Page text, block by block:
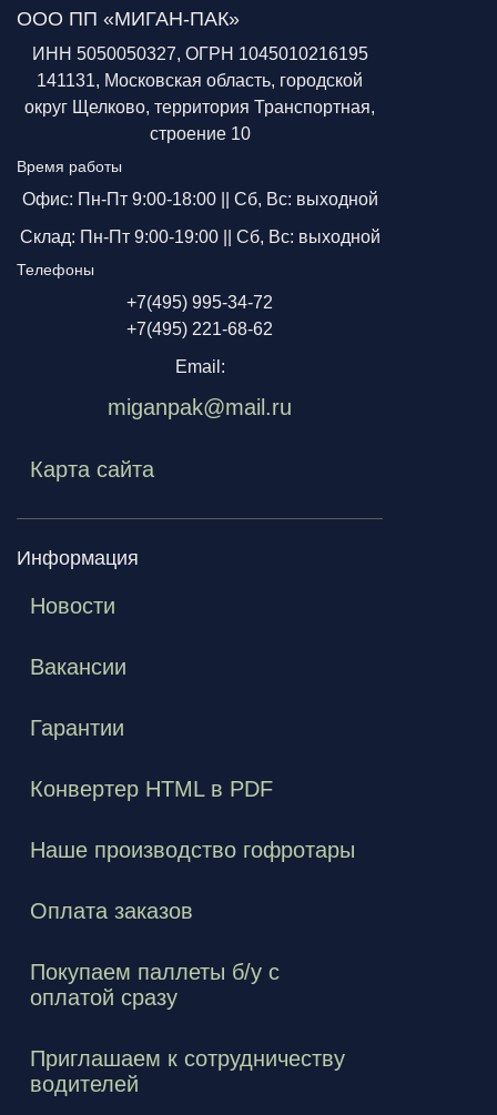
ООО ПП «МИГАН-ПАК»
ИНН 5050050327, ОГРН 1045010216195
141131, Московская область, городской
округ Щелково, территория Транспортная,
строение 10
Время работы
Офис: Пн-Пт 9:00-18:00 || Сб, Вс: выходной
Склад: Пн-Пт 9:00-19:00 || Сб, Вс: выходной
Телефоны
+7(495) 995-34-72
+7(495) 221-68-62
Email:
miganpak@mail.ru
Карта сайта
Информация
Новости
Вакансии
Гарантии
Конвертер HTML в PDF
Наше производство гофротары
Оплата заказов
Покупаем паллеты б/у с
оплатой сразу
Приглашаем к сотрудничеству
водителей